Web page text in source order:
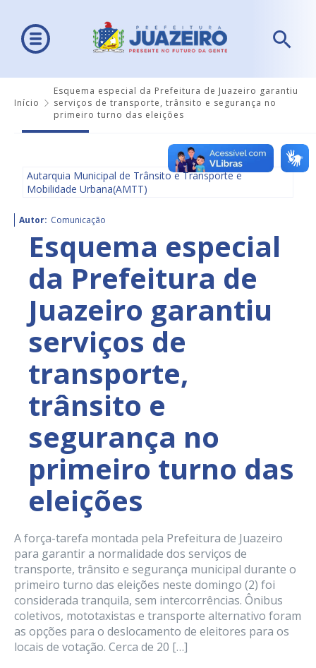
Início
Esquema especial da Prefeitura de Juazeiro garantiu
serviços de transporte, trânsito e segurança no
primeiro turno das eleições
Autarquia Municipal de Trânsito e Transporte e
Mobilidade Urbana(AMTT)
Autor: Comunicação
Esquema especial
da Prefeitura de
Juazeiro garantiu
serviços de
transporte,
trânsito e
segurança no
primeiro turno das
eleições
A força-tarefa montada pela Prefeitura de Juazeiro
para garantir a normalidade dos serviços de
transporte, trânsito e segurança municipal durante o
primeiro turno das eleições neste domingo (2) foi
considerada tranquila, sem intercorrências. Ônibus
coletivos, mototaxistas e transporte alternativo foram
as opções para o deslocamento de eleitores para os
locais de votação. Cerca de 20 […]